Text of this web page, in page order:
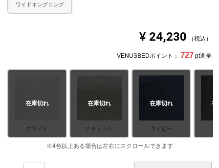
ワイドキングロング
¥ 24,230 税込
VENUSBEDポイント： 727 pt進呈
ホワイト
在庫切れ
ナチュラル
在庫切れ
ネイビー
在庫切れ 在